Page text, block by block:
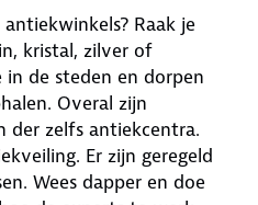
Raak je
kristal, zilver of
de steden en dorpen
Overal zijn
der zelfs antiekcentra.
Er zijn geregeld
Wees dapper en doe